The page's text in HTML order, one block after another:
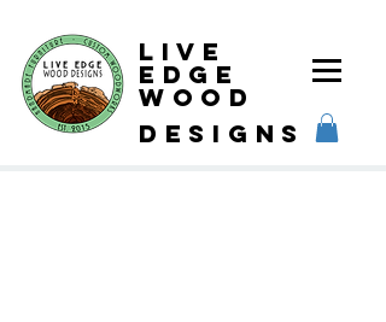
Live
Edge
Wood
designs